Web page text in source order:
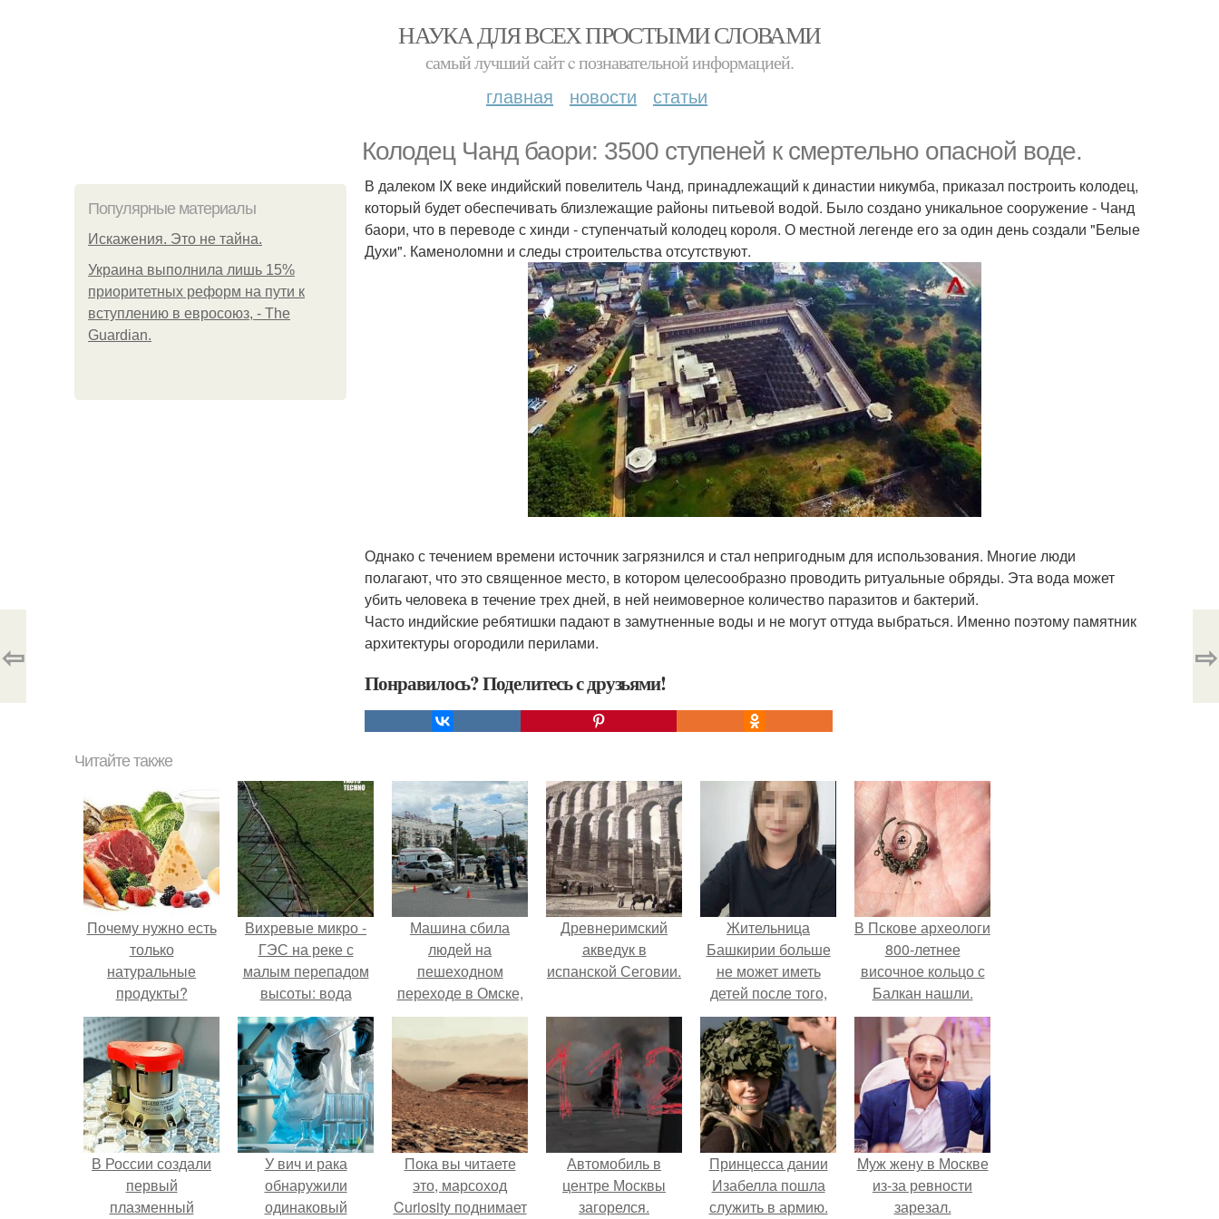
НАУКА ДЛЯ ВСЕХ ПРОСТЫМИ СЛОВАМИ
самый лучший сайт c познавательной информацией.
главная новости статьи
Колодец Чанд баори: 3500 ступеней к смертельно опасной воде.
Популярные материалы
Искажения. Это не тайна.
Украина выполнила лишь 15%
приоритетных реформ на пути к
вступлению в евросоюз, - The
Guardian.
В далеком IX веке индийский повелитель Чанд, принадлежащий к династии никумба, приказал построить колодец,
который будет обеспечивать близлежащие районы питьевой водой. Было создано уникальное сооружение - Чанд
баори, что в переводе с хинди - ступенчатый колодец короля. О местной легенде его за один день создали "Белые
Духи". Каменоломни и следы строительства отсутствуют.
Однако с течением времени источник загрязнился и стал непригодным для использования. Многие люди
полагают, что это священное место, в котором целесообразно проводить ритуальные обряды. Эта вода может
убить человека в течение трех дней, в ней неимоверное количество паразитов и бактерий.
Часто индийские ребятишки падают в замутненные воды и не могут оттуда выбраться. Именно поэтому памятник
архитектуры огородили перилами.
Понравилось? Поделитесь с друзьями!
⇦ ⇨
Читайте также
Почему нужно есть
только
натуральные
продукты?
Вихревые микро -
ГЭС на реке с
малым перепадом
высоты: вода
закручивается в
бетонной камере и
вращает
вертикальную
турбину.
Машина сбила
людей на
пешеходном
переходе в Омске,
пострадали 8
человек.
Древнеримский
акведук в
испанской Сеговии.
Жительница
Башкирии больше
не может иметь
детей после того,
как медики сделали
ей аборт на шестом
месяце
беременности и
оставили в матке
плаценту.
В Пскове археологи
800-летнее
височное кольцо с
Балкан нашли.
В России создали
первый
плазменный
У вич и рака
обнаружили
одинаковый
Пока вы читаете
это, марсоход
Curiosity поднимает
Автомобиль в
центре Москвы
загорелся.
Принцесса дании
Изабелла пошла
служить в армию.
Mуж жену в Москве
из-за ревности
зарезал.